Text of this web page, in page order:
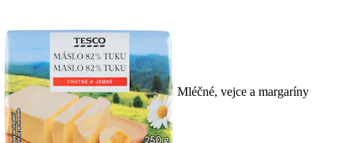
Mléčné, vejce a margaríny